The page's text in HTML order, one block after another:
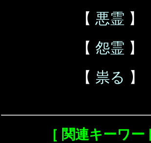
【 悪霊 】
【 怨霊 】
【 祟る 】
［ 関連キーワー